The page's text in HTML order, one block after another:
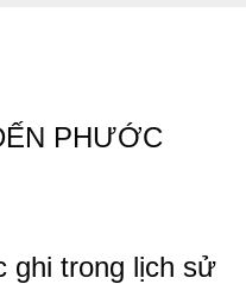
PHƯỚC
ghi trong lịch sử